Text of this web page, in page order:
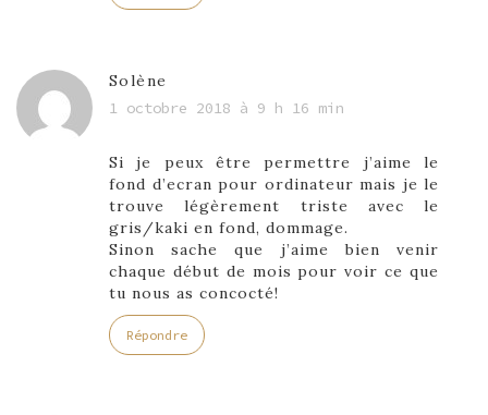
Solène
1 octobre 2018 à 9 h 16 min
Si je peux être permettre j’aime le
fond d’ecran pour ordinateur mais je le
trouve légèrement triste avec le
gris/kaki en fond, dommage.
Sinon sache que j’aime bien venir
chaque début de mois pour voir ce que
tu nous as concocté!
Répondre